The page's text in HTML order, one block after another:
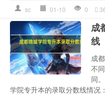
sc 01-10 0
成
线
成
不
同
学院专升本的录取分数线情况